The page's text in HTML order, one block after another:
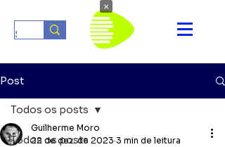
Post
Todos os posts
Todos os posts
Guilherme Moro
22 de dez. de 2023 3 min de leitura
×